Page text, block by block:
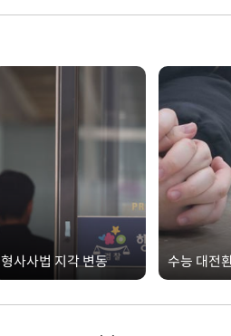
형사사법 지각 변동 수능 대전